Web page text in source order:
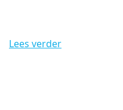
Lees verder